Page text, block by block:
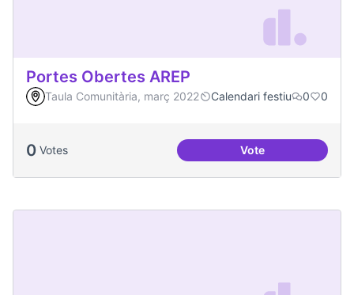
Portes Obertes AREP
Taula Comunitària, març 2022 Calendari festiu 0 0
0 Votes VotePortes Obertes